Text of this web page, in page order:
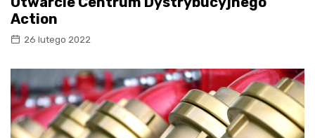
Action
26 lutego 2022